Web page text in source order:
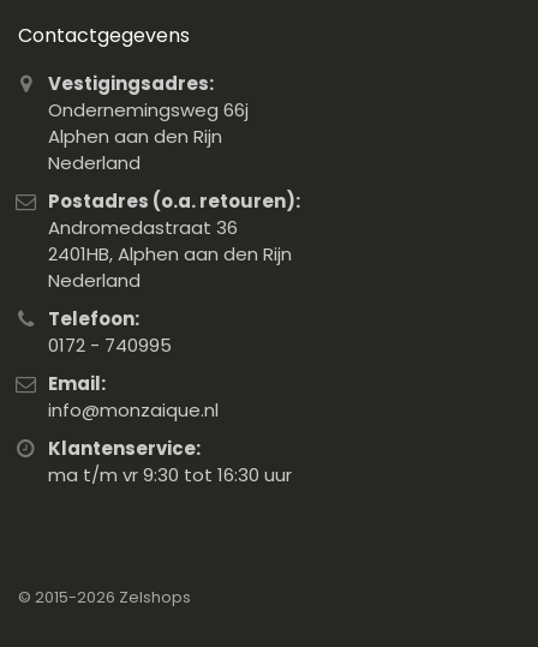
Contactgegevens
Vestigingsadres:
Ondernemingsweg 66j
Alphen aan den Rijn
Nederland
Postadres (o.a. retouren):
Andromedastraat 36
2401HB, Alphen aan den Rijn
Nederland
Telefoon:
0172 - 740995
Email:
info@monzaique.nl
Klantenservice:
ma t/m vr 9:30 tot 16:30 uur
© 2015-2026 Zelshops